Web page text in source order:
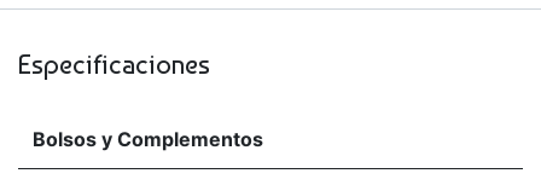
Especificaciones
Bolsos y Complementos